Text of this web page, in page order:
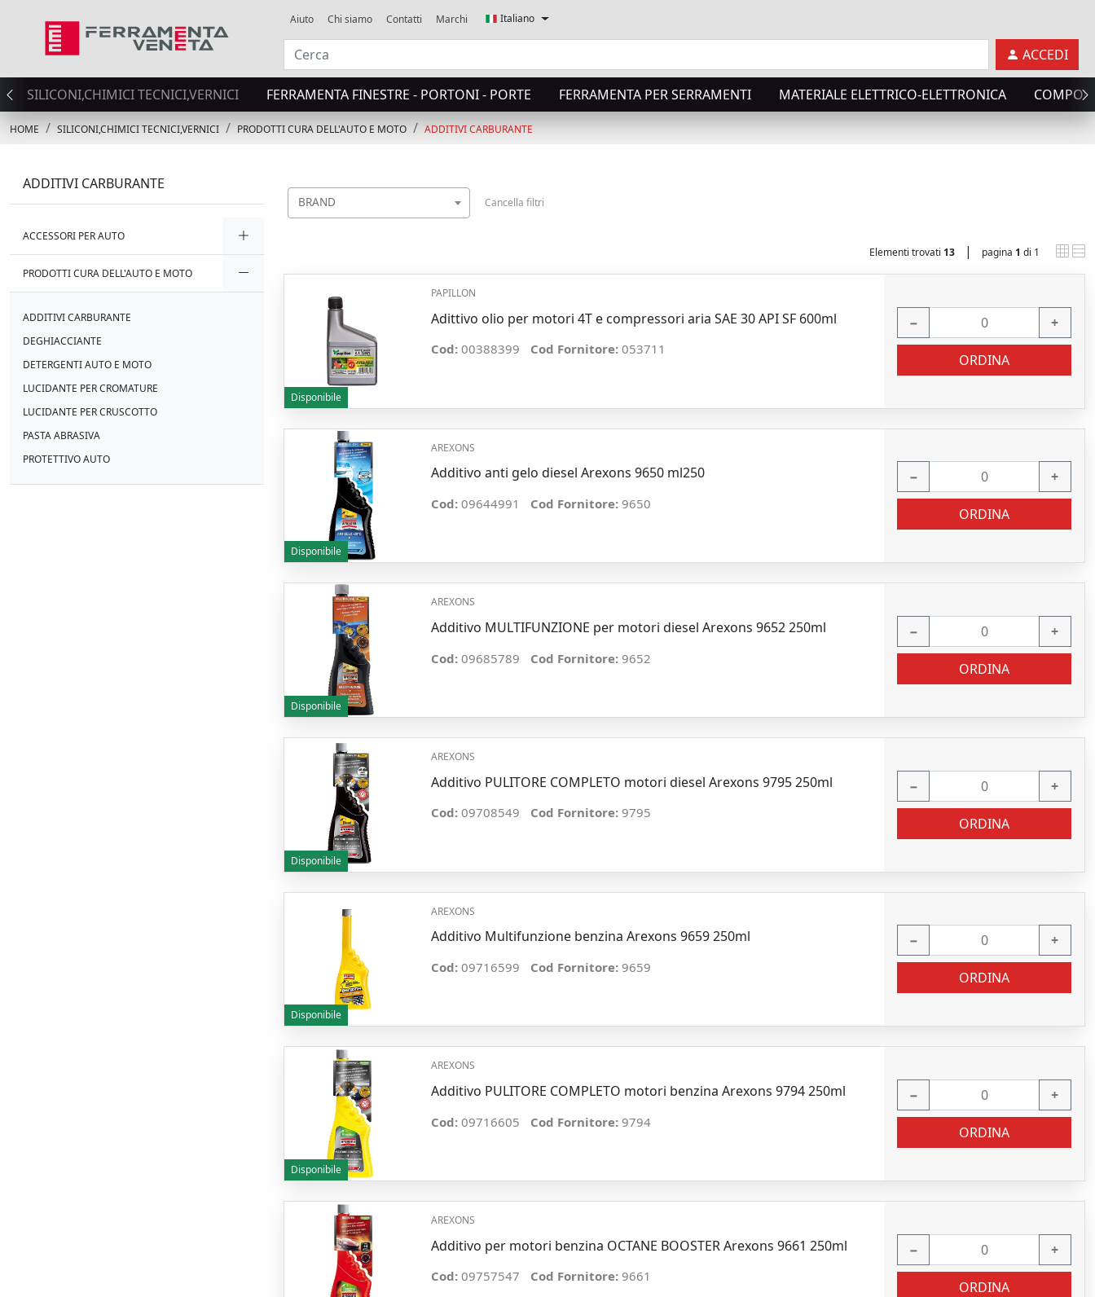
Aiuto Chi siamo Contatti Marchi Italiano
ACCEDI
SILICONI,CHIMICI TECNICI,VERNICI FERRAMENTA FINESTRE - PORTONI - PORTE FERRAMENTA PER SERRAMENTI MATERIALE ELETTRICO-ELETTRONICA
HOME SILICONI,CHIMICI TECNICI,VERNICI PRODOTTI CURA DELL'AUTO E MOTO ADDITIVI CARBURANTE
ADDITIVI CARBURANTE
ACCESSORI PER AUTO
PRODOTTI CURA DELL'AUTO E MOTO
ADDITIVI CARBURANTE
DEGHIACCIANTE
DETERGENTI AUTO E MOTO
LUCIDANTE PER CROMATURE
LUCIDANTE PER CRUSCOTTO
PASTA ABRASIVA
PROTETTIVO AUTO
BRAND Cancella filtri
Elementi trovati 13 | pagina 1 di 1
Disponibile
PAPILLON
Adittivo olio per motori 4T e compressori aria SAE 30 API SF 600ml
Cod: 00388399 Cod Fornitore: 053711
− +
ORDINA
Disponibile
AREXONS
Additivo anti gelo diesel Arexons 9650 ml250
Cod: 09644991 Cod Fornitore: 9650
− +
ORDINA
Disponibile
AREXONS
Additivo MULTIFUNZIONE per motori diesel Arexons 9652 250ml
Cod: 09685789 Cod Fornitore: 9652
− +
ORDINA
Disponibile
AREXONS
Additivo PULITORE COMPLETO motori diesel Arexons 9795 250ml
Cod: 09708549 Cod Fornitore: 9795
− +
ORDINA
Disponibile
AREXONS
Additivo Multifunzione benzina Arexons 9659 250ml
Cod: 09716599 Cod Fornitore: 9659
− +
ORDINA
Disponibile
AREXONS
Additivo PULITORE COMPLETO motori benzina Arexons 9794 250ml
Cod: 09716605 Cod Fornitore: 9794
− +
ORDINA
AREXONS
Additivo per motori benzina OCTANE BOOSTER Arexons 9661 250ml
Cod: 09757547 Cod Fornitore: 9661
− +
ORDINA